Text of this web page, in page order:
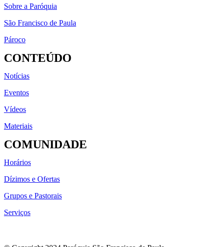
Sobre a Paróquia
São Francisco de Paula
Pároco
CONTEÚDO
Notícias
Eventos
Vídeos
Materiais
COMUNIDADE
Horários
Dízimos e Ofertas
Grupos e Pastorais
Serviços